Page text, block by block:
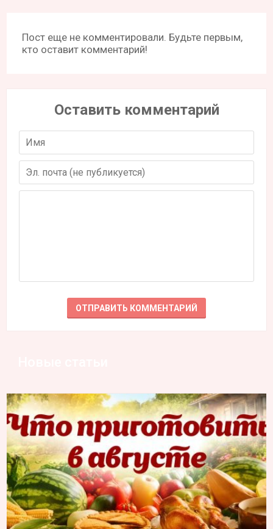
Пост еще не комментировали. Будьте первым,
кто оставит комментарий!
Оставить комментарий